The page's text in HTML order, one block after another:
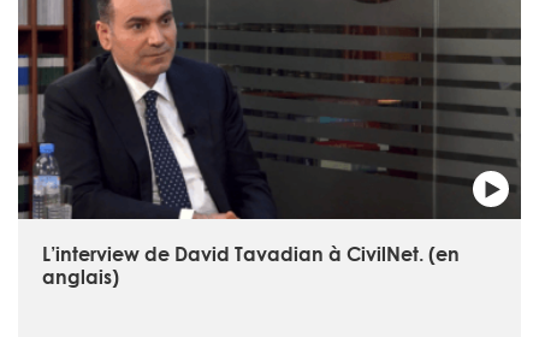
L’interview de David Tavadian à CivilNet. (en
anglais)